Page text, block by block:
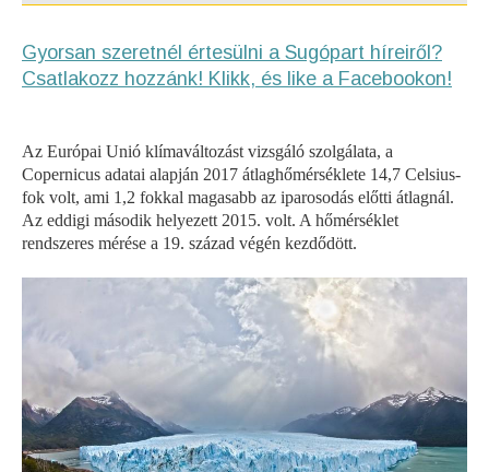
Gyorsan szeretnél értesülni a Sugópart híreiről?
Csatlakozz hozzánk! Klikk, és like a Facebookon!
Az Európai Unió klímaváltozást vizsgáló szolgálata, a
Copernicus adatai alapján 2017 átlaghőmérséklete 14,7 Celsius-
fok volt, ami 1,2 fokkal magasabb az iparosodás előtti átlagnál.
Az eddigi második helyezett 2015. volt. A hőmérséklet
rendszeres mérése a 19. század végén kezdődött.